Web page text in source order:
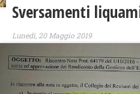
Sversamenti
Lunedì, 20 Maggio 2019